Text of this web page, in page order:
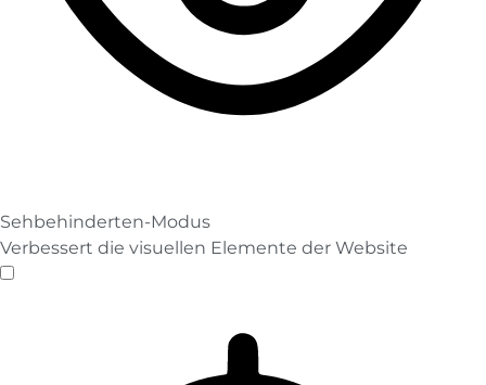
Sehbehinderten-Modus
Verbessert die visuellen Elemente der Website
Sehbehinderten-Modus